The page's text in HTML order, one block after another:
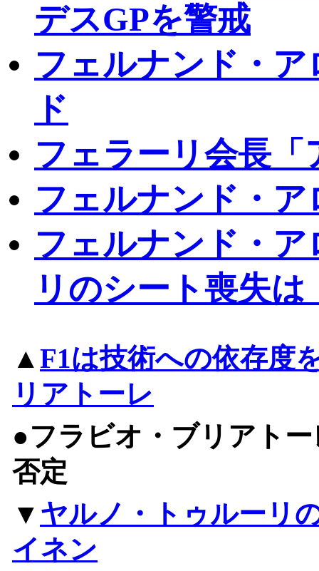
デスGPを警戒
フェルナンド・
ド
フェラーリ会長
フェルナンド・
フェルナンド・
リのシート喪失
▲ F1は技術への依存度
リアトーレ
●フラビオ・ブリアト
否定
▼ ヤルノ・トゥルーリ
イネン